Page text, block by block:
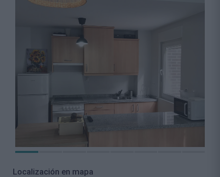
Localización en mapa